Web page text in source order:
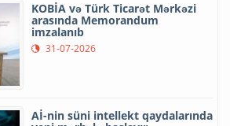
KOBİA və Türk Ticarət Mərkəzi
arasında Memorandum
imzalanıb
31-07-2026
Aİ-nin süni intellekt qaydalarında